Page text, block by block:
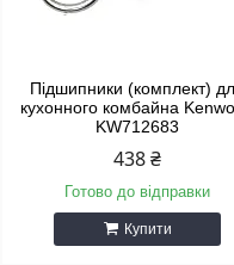
Підшипники (комплект)
кухонного комбайна
KW712683
438 ₴
Готово до відправки
Купити